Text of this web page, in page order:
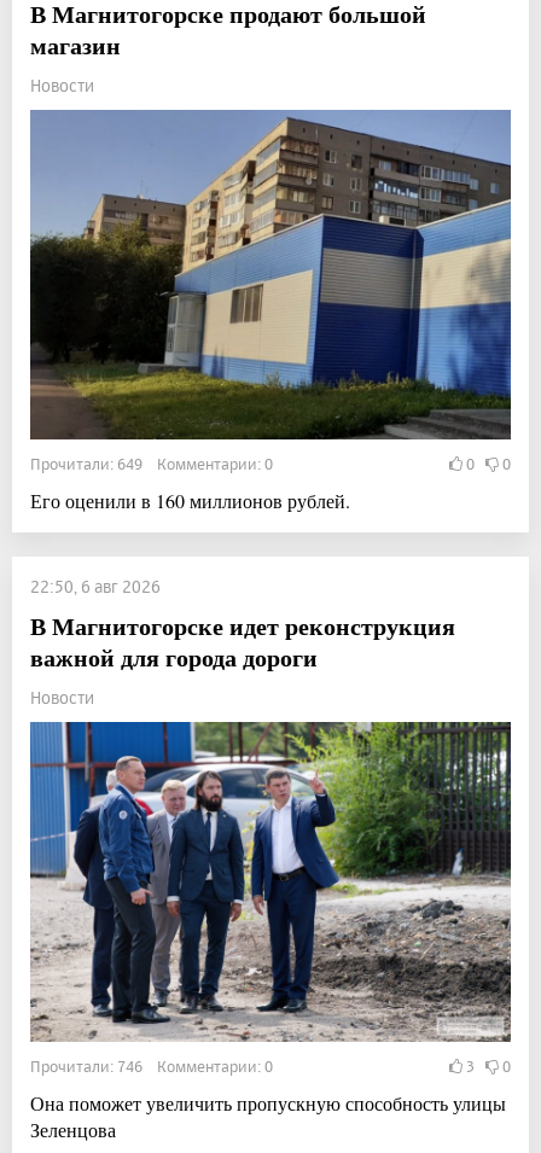
В Магнитогорске продают большой
магазин
Новости
Прочитали: 649 Комментарии: 0 0 0
Его оценили в 160 миллионов рублей.
22:50, 6 авг 2026
В Магнитогорске идет реконструкция
важной для города дороги
Новости
Прочитали: 746 Комментарии: 0 3 0
Она поможет увеличить пропускную способность улицы
Зеленцова